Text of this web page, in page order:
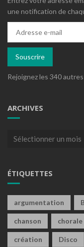
une notification de
mail
Souscrire
Rejoignez les 340
ARCHIVES
Archives
ÉTIQUETTES
argumentation
chanson chorale
création Disco